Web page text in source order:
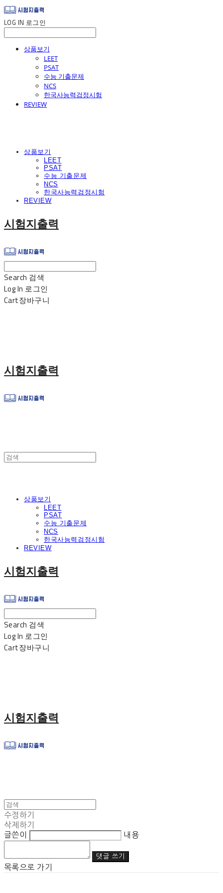
LOG IN 로그인
상품보기
LEET
PSAT
수능 기출문제
NCS
한국사능력검정시험
REVIEW
상품보기
LEET
PSAT
수능 기출문제
NCS
한국사능력검정시험
REVIEW
시험지출력
Search 검색
Log In 로그인
Cart장바구니
시험지출력
상품보기
LEET
PSAT
수능 기출문제
NCS
한국사능력검정시험
REVIEW
시험지출력
Search 검색
Log In 로그인
Cart장바구니
시험지출력
수정하기
삭제하기
글쓴이
내용
댓글 쓰기
목록으로 가기